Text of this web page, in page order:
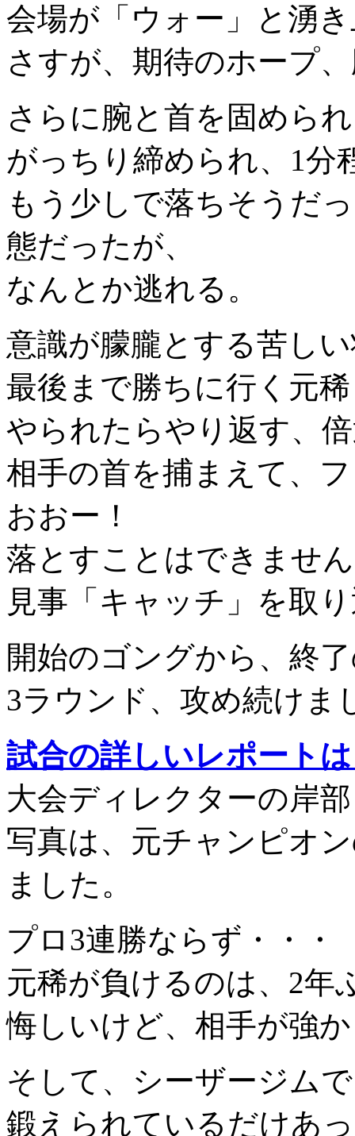
会場が「ウォー」と湧
さすが、期待のホープ
さらに腕と首を固めら
がっちり締められ、1分
もう少しで落ちそうだ
態だったが、
なんとか逃れる。
意識が朦朧とする苦し
最後まで勝ちに行く元
やられたらやり返す、
相手の首を捕まえて、
おおー！
落とすことはできませ
見事「キャッチ」を取
開始のゴングから、終
3ラウンド、攻め続けま
試合の詳しいレポート
大会ディレクターの岸
写真は、元チャンピオ
ました。
プロ3連勝ならず・・・
元稀が負けるのは、2年
悔しいけど、相手が強
そして、シーザージムで
鍛えられているだけあ